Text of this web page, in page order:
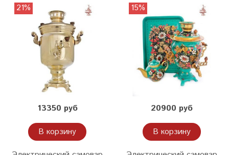
21%
13350 руб
В корзину
15%
20900 руб
В корзину